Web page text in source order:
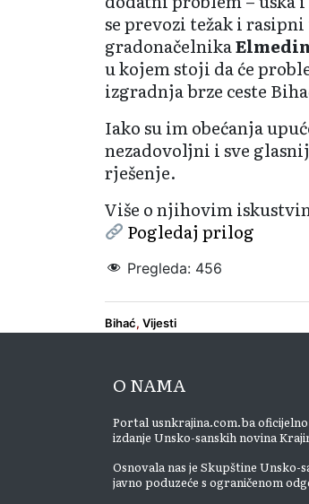
se prevozi težak i
gradonačelnika
u kojem stoji da će
izgradnja brze ceste
Iako su im obećanja
nezadovoljni i sve
rješenje.
Više o njihovim
Pogledaj prilog
Pregleda: 456
Bihać, Vijesti
O NAMA
Portal usnkrajina.com.ba
izdanje Unsko-sanskih novina
Osnovala nas je Skupštine Unsko-
javno poduzeće s ograničenom